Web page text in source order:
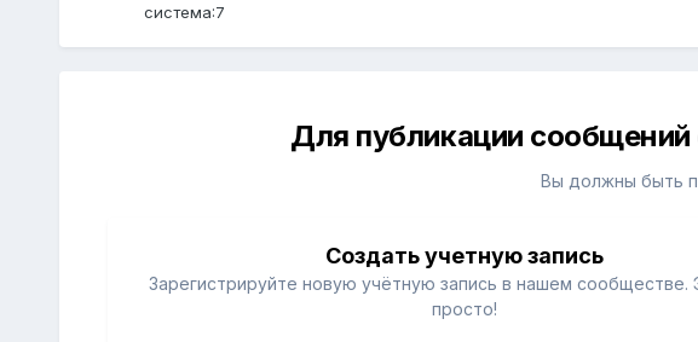
система:7
Для публикации сообщений
Вы должны быть
Создать учетную запись
Зарегистрируйте новую учётную запись в нашем сообществе.
просто!